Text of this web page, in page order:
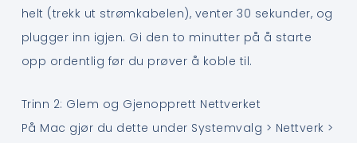
helt (trekk ut strømkabelen), venter 30 sekunder, og
plugger inn igjen. Gi den to minutter på å starte
opp ordentlig før du prøver å koble til.
Trinn 2: Glem og Gjenopprett Nettverket
På Mac gjør du dette under Systemvalg > Nettverk >